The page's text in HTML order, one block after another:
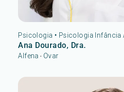
Psicologia • Psicologia Infância
Ana Dourado, Dra.
Alfena • Ovar